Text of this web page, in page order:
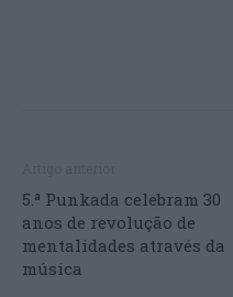
5.ª Punkada celebram 30
anos de revolução de
mentalidades através da
música